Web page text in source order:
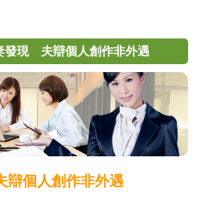
發現 夫辯個人創作非外遇
個人創作非外遇